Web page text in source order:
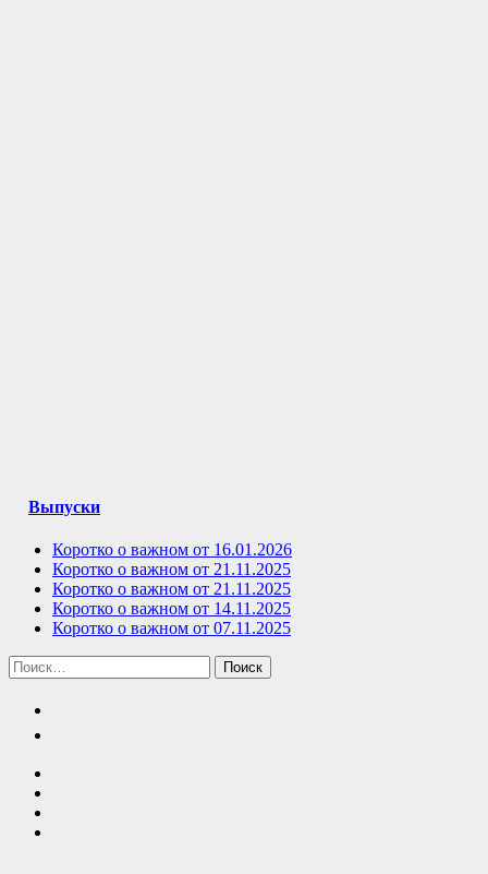
Выпуски
Коротко о важном от 16.01.2026
Коротко о важном от 21.11.2025
Коротко о важном от 21.11.2025
Коротко о важном от 14.11.2025
Коротко о важном от 07.11.2025
Найти: